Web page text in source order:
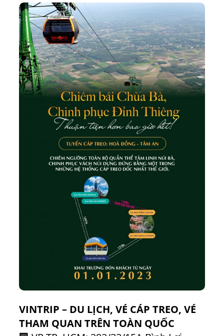
VINTRIP – DU LỊCH, VÉ CÁP TREO, VÉ
THAM QUAN TRÊN TOÀN QUỐC